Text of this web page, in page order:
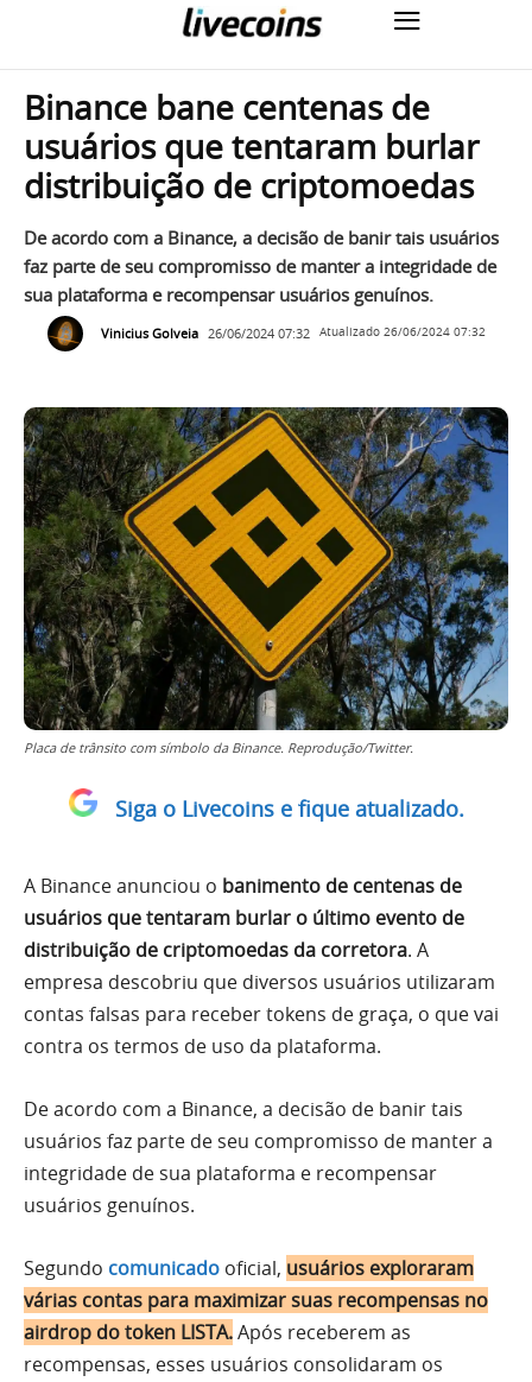
Binance bane centenas de
usuários que tentaram burlar
distribuição de criptomoedas
De acordo com a Binance, a decisão de banir tais usuários
faz parte de seu compromisso de manter a integridade de
sua plataforma e recompensar usuários genuínos.
Vinicius Golveia 26/06/2024 07:32 Atualizado 26/06/2024 07:32
Placa de trânsito com símbolo da Binance. Reprodução/Twitter.
Siga o Livecoins e fique atualizado.
A Binance anunciou o banimento de centenas de
usuários que tentaram burlar o último evento de
distribuição de criptomoedas da corretora. A
empresa descobriu que diversos usuários utilizaram
contas falsas para receber tokens de graça, o que vai
contra os termos de uso da plataforma.
De acordo com a Binance, a decisão de banir tais
usuários faz parte de seu compromisso de manter a
integridade de sua plataforma e recompensar
usuários genuínos.
Segundo comunicado oficial, usuários exploraram
várias contas para maximizar suas recompensas no
airdrop do token LISTA.Após receberem as
recompensas, esses usuários consolidaram os